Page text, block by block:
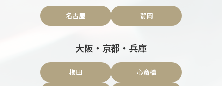
名古屋 静岡
大阪・京都・兵庫
梅田 心斎橋